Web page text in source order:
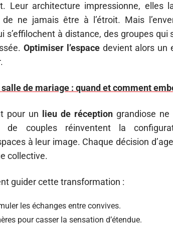
Leur architecture impressionne, elles
ne jamais être à l’étroit. Mais
s’effilochent à distance, des groupes qui
Optimiser l’espacedevient alors un
de mariage : quand et comment
pour un lieu de réception grandiose
de couples réinventent la
à leur image. Chaque décision
collective.
guider cette transformation :
les échanges entre convives.
pour casser la sensation d’étendue.